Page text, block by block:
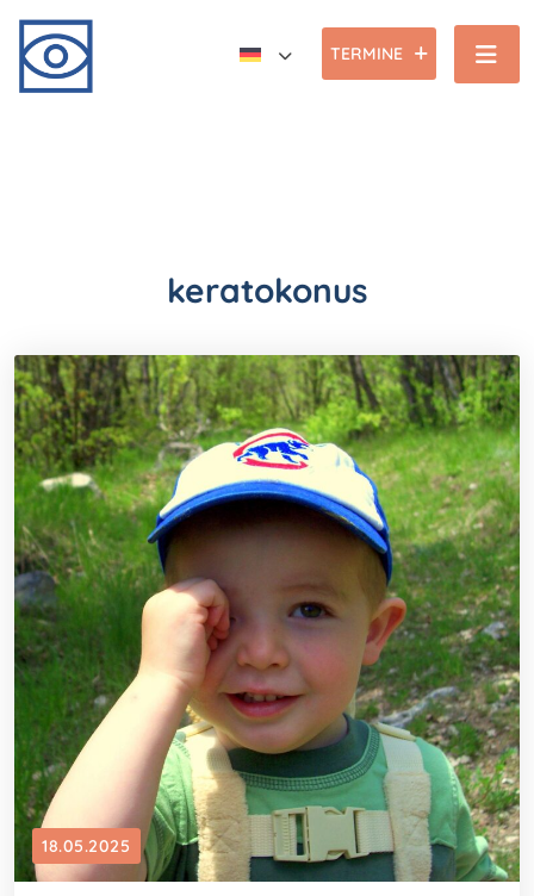
TERMINE
keratokonus
18.05.2025